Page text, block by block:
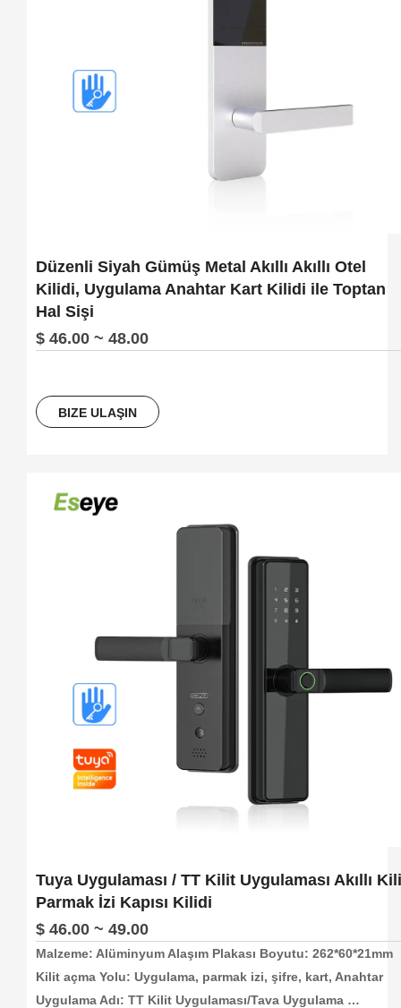
Düzenli Siyah Gümüş Metal Akıllı Akıllı Otel
Kilidi, Uygulama Anahtar Kart Kilidi ile Toptan
Hal Sişi
$ 46.00 ~ 48.00
BIZE ULAŞIN
Tuya Uygulaması / TT Kilit Uygulaması Akıllı
Parmak İzi Kapısı Kilidi
$ 46.00 ~ 49.00
Malzeme: Alüminyum Alaşım Plakası Boyutu: 262*60*21mm
Kilit açma Yolu: Uygulama, parmak izi, şifre, kart, Anahtar
Uygulama Adı: TT Kilit Uygulaması/Tava Uygulama